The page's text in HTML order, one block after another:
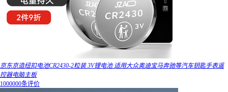
京东京造纽扣电池CR2430-2粒装 3V锂电池 适用大众奥迪宝马奔驰等汽车钥匙手表遥
控器电脑主板
1000000条评价